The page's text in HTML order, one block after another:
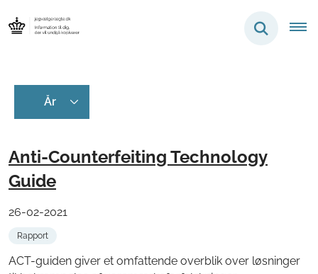
Anti-Counterfeiting Technology
Guide
26-02-2021
Rapport
ACT-guiden giver et omfattende overblik over løsninger